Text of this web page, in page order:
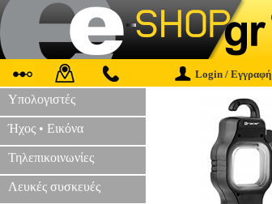
Login / Εγγραφή
Υπολογιστές
Ήχος • Εικόνα
Τηλεπικοινωνίες
Λευκές συσκευές